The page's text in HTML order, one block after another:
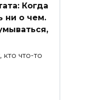
Когда
ни о чем.
кто что-то